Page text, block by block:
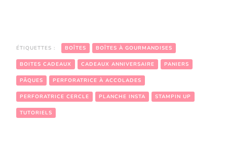
ÉTIQUETTES : BOÎTES BOÎTES À GOURMANDISES
BOITES CADEAUX CADEAUX ANNIVERSAIRE PANIERS
PÂQUES PERFORATRICE À ACCOLADES
PERFORATRICE CERCLE PLANCHE INSTA STAMPIN UP
TUTORIELS